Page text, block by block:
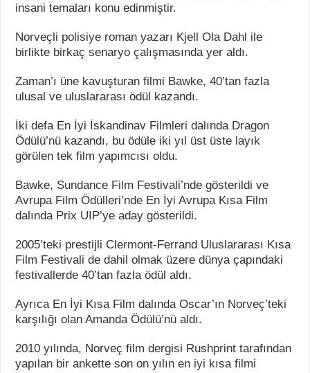
insani temaları konu edinmiştir.
Norveçli polisiye roman yazarı Kjell Ola Dahl ile
birlikte birkaç senaryo çalışmasında yer aldı.
Zaman’ı üne kavuşturan filmi Bawke, 40’tan fazla
ulusal ve uluslararası ödül kazandı.
İki defa En İyi İskandinav Filmleri dalında Dragon
Ödülü’nü kazandı, bu ödüle iki yıl üst üste layık
görülen tek film yapımcısı oldu.
Bawke, Sundance Film Festivali’nde gösterildi ve
Avrupa Film Ödülleri’nde En İyi Avrupa Kısa Film
dalında Prix UIP’ye aday gösterildi.
2005’teki prestijli Clermont-Ferrand Uluslararası Kısa
Film Festivali de dahil olmak üzere dünya çapındaki
festivallerde 40’tan fazla ödül aldı.
Ayrıca En İyi Kısa Film dalında Oscar’ın Norveç’teki
karşılığı olan Amanda Ödülü’nü aldı.
2010 yılında, Norveç film dergisi Rushprint tarafından
yapılan bir ankette son on yılın en iyi kısa filmi